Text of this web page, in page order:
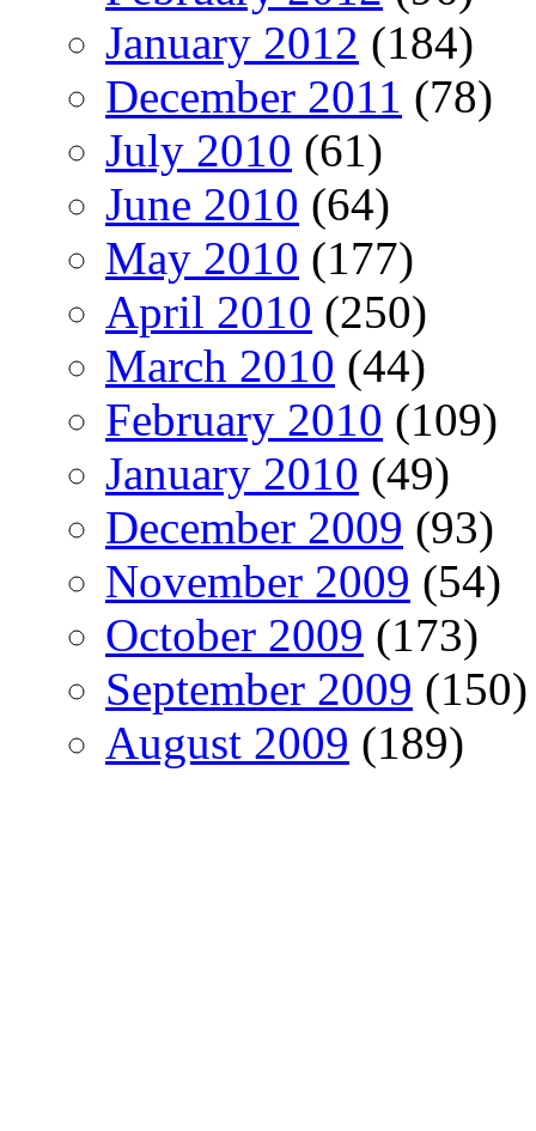
January 2012 (184)
December 2011 (78)
July 2010 (61)
June 2010 (64)
May 2010 (177)
April 2010 (250)
March 2010 (44)
February 2010 (109)
January 2010 (49)
December 2009 (93)
November 2009 (54)
October 2009 (173)
September 2009 (150)
August 2009 (189)